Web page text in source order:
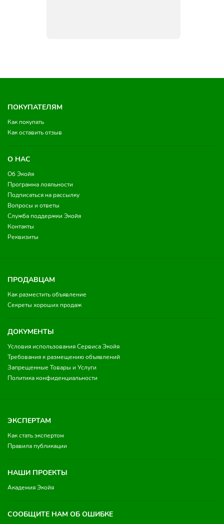
ПОКУПАТЕЛЯМ
Как покупать
Как оставить отзыв
О НАС
Об Экойя
Программа лояльности
Подписаться на рассылку
Вопросы и ответы
Служба поддержки Экойя
Контакты
Реквизиты
ПРОДАВЦАМ
Как разместить объявление
Секреты хороших продаж
ДОКУМЕНТЫ
Условия использования Сервиса Экойя
Требования к размещению объявлений
Запрещенные Товары и Услуги
Политика конфиденциальности
ЭКСПЕРТАМ
Как стать экспертом
Правила публикации
НАШИ ПРОЕКТЫ
Академия Экойя
СООБЩИТЕ НАМ ОБ ОШИБКЕ